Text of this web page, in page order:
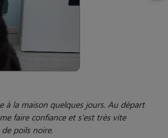
à la maison quelques jours. Au départ
faire confiance et s'est très vite
poils noire.